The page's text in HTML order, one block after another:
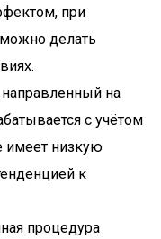
при
делать
на
с учётом
имеет низкую
к
процедура